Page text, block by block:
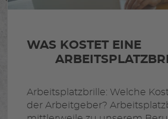
WAS KOSTET EINE
Arbeitsplatzbrille: Welche
der Arbeitgeber?